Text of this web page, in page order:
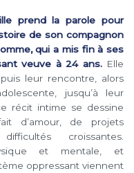
prend la parole pour
de son compagnon
qui a mis fin à ses
veuve à 24 ans.Elle
leur rencontre, alors
jusqu’à leur
récit intime se dessine
d’amour, de projets
croissantes.
et mentale, et
oppressant viennent